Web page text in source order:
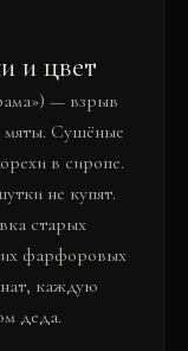
и цвет
— взрыв
мяты. Сушёные
в сиропе.
не купят.
старых
фарфоровых
каждую
деда.